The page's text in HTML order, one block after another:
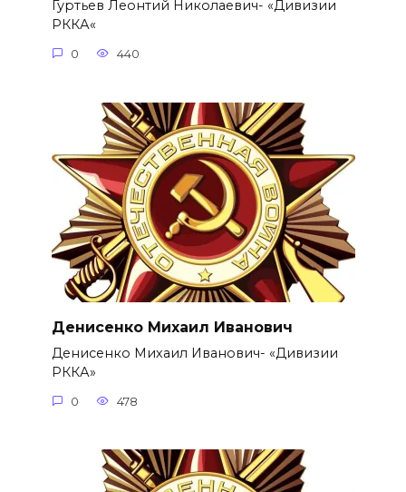
Гуртьев Леонтий Николаевич- «Дивизии
РККА«
0 440
Денисенко Михаил Иванович
Денисенко Михаил Иванович- «Дивизии
РККА»
0 478